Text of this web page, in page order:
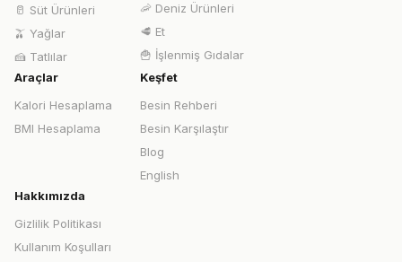
🥛 Süt Ürünleri
🫒 Yağlar
🍰 Tatlılar
🦐 Deniz Ürünleri
🥩 Et
🍟 İşlenmiş Gıdalar
Araçlar
Kalori Hesaplama
BMI Hesaplama
Keşfet
Besin Rehberi
Besin Karşılaştır
Blog
English
Hakkımızda
Gizlilik Politikası
Kullanım Koşulları